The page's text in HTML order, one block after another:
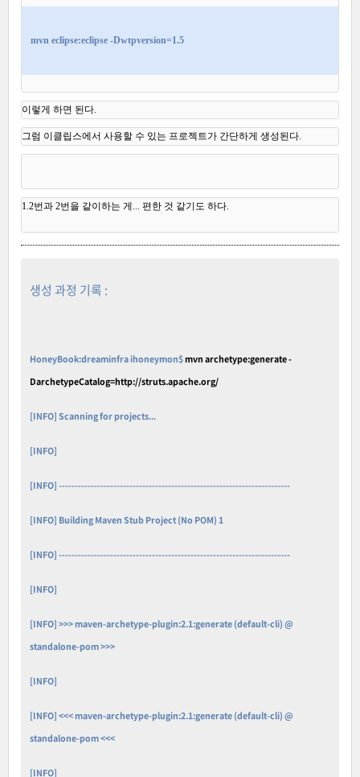
mvn eclipse:eclipse -Dwtpversion=1.5
이렇게 하면 된다.
그럼 이클립스에서 사용할 수 있는 프로젝트가 간단하게 생성된다.
1.2번과 2번을 같이하는 게... 편한 것 같기도 하다.
생성 과정 기록 :
HoneyBook:dreaminfra ihoneymon$mvn archetype:generate -
DarchetypeCatalog=http://struts.apache.org/
[INFO] Scanning for projects...
[INFO]
[INFO] ------------------------------------------------------------------------
[INFO] Building Maven Stub Project (No POM) 1
[INFO] ------------------------------------------------------------------------
[INFO]
[INFO] >>> maven-archetype-plugin:2.1:generate (default-cli) @
standalone-pom >>>
[INFO]
[INFO] <<< maven-archetype-plugin:2.1:generate (default-cli) @
standalone-pom <<<
[INFO]